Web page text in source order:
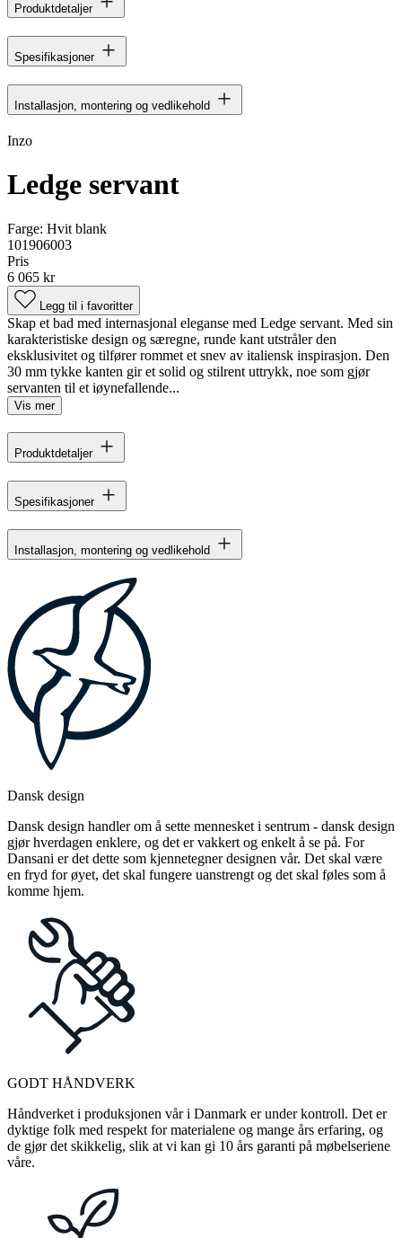
Produktdetaljer
Spesifikasjoner
Installasjon, montering og vedlikehold
Inzo
Ledge servant
Farge: Hvit blank
101906003
Pris
6 065 kr
Legg til i favoritter
Skap et bad med internasjonal eleganse med Ledge servant. Med sin
karakteristiske design og særegne, runde kant utstråler den
eksklusivitet og tilfører rommet et snev av italiensk inspirasjon. Den
30 mm tykke kanten gir et solid og stilrent uttrykk, noe som gjør
servanten til et iøynefallende...
Vis mer
Produktdetaljer
Spesifikasjoner
Installasjon, montering og vedlikehold
Dansk design
Dansk design handler om å sette mennesket i sentrum - dansk design
gjør hverdagen enklere, og det er vakkert og enkelt å se på. For
Dansani er det dette som kjennetegner designen vår. Det skal være
en fryd for øyet, det skal fungere uanstrengt og det skal føles som å
komme hjem.
GODT HÅNDVERK
Håndverket i produksjonen vår i Danmark er under kontroll. Det er
dyktige folk med respekt for materialene og mange års erfaring, og
de gjør det skikkelig, slik at vi kan gi 10 års garanti på møbelseriene
våre.